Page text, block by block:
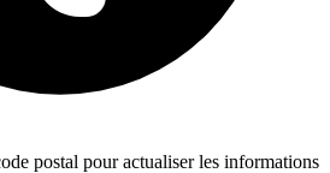
postal pour actualiser les informations